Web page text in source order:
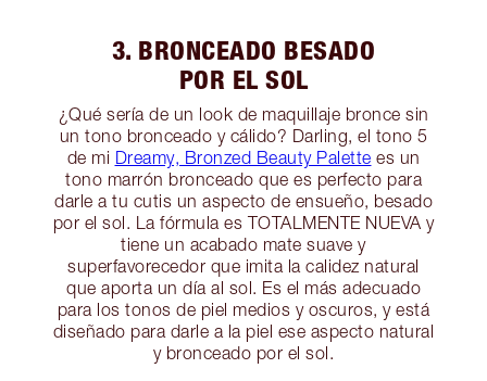
3. BRONCEADO BESADO
POR EL SOL
¿Qué sería de un look de maquillaje bronce sin
un tono bronceado y cálido? Darling, el tono 5
de mi Dreamy, Bronzed Beauty Palette es un
tono marrón bronceado que es perfecto para
darle a tu cutis un aspecto de ensueño, besado
por el sol. La fórmula es TOTALMENTE NUEVA y
tiene un acabado mate suave y
superfavorecedor que imita la calidez natural
que aporta un día al sol. Es el más adecuado
para los tonos de piel medios y oscuros, y está
diseñado para darle a la piel ese aspecto natural
y bronceado por el sol.